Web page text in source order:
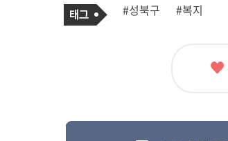
사
태
그
#성북구 #복지